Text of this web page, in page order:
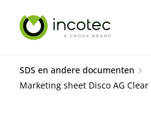
over
over
SDS en andere documenten
Marketing sheet Disco AG Clear